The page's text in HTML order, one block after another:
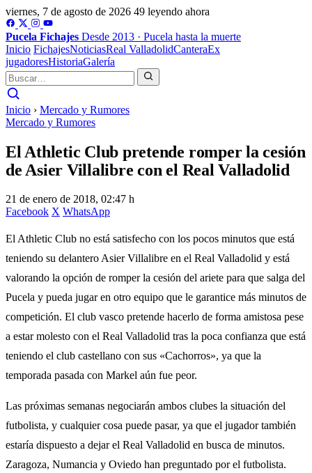
viernes, 7 de agosto de 2026 49 leyendo ahora
Pucela Fichajes Desde 2013 · Pucela hasta la muerte
Inicio FichajesNoticiasReal ValladolidCanteraEx
jugadoresHistoriaGalería
Inicio › Mercado y Rumores
Mercado y Rumores
El Athletic Club pretende romper la cesión
de Asier Villalibre con el Real Valladolid
21 de enero de 2018, 02:47 h
Facebook X WhatsApp
El Athletic Club no está satisfecho con los pocos minutos que está
teniendo su delantero Asier Villalibre en el Real Valladolid y está
valorando la opción de romper la cesión del ariete para que salga del
Pucela y pueda jugar en otro equipo que le garantice más minutos de
competición. El club vasco pretende hacerlo de forma amistosa pese
a estar molesto con el Real Valladolid tras la poca confianza que está
teniendo el club castellano con sus «Cachorros», ya que la
temporada pasada con Markel aún fue peor.
Las próximas semanas negociarán ambos clubes la situación del
futbolista, y cualquier cosa puede pasar, ya que el jugador también
estaría dispuesto a dejar el Real Valladolid en busca de minutos.
Zaragoza, Numancia y Oviedo han preguntado por el futbolista.